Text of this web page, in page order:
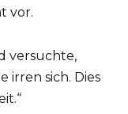
vor.
versuchte,
irren sich. Dies